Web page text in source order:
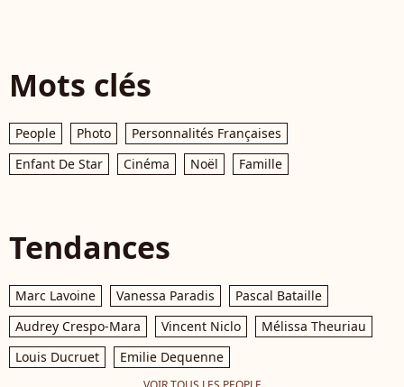
Mots clés
People Photo
Personnalités Françaises
Enfant De Star
Cinéma Noël Famille
Tendances
Marc Lavoine Vanessa Paradis
Pascal Bataille
Audrey Crespo-Mara
Vincent Niclo
Mélissa Theuriau
Louis Ducruet
Emilie Dequenne